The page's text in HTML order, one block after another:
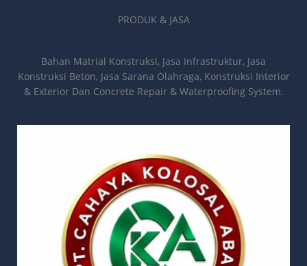
PRODUK & JASA
Bahan Matrial Konstruksi, Jasa Infrastruktur, Jasa
Konstruksi Beton, Jasa Sarana Olahraga, Konstruksi Interior
& Exterior Dan Concrete Repair & Waterproofing System.